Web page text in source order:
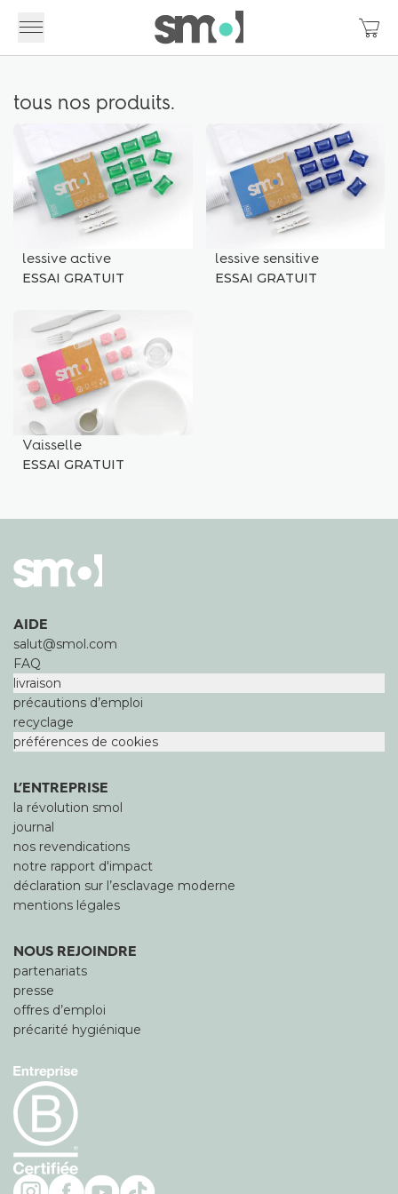
tous nos produits.
lessive active
ESSAI GRATUIT
lessive sensitive
ESSAI GRATUIT
Vaisselle
ESSAI GRATUIT
AIDE
salut@smol.com
FAQ
livraison
précautions d’emploi
recyclage
préférences de cookies
L’ENTREPRISE
la révolution smol
journal
nos revendications
notre rapport d'impact
déclaration sur l’esclavage moderne
mentions légales
NOUS REJOINDRE
partenariats
presse
offres d’emploi
précarité hygiénique